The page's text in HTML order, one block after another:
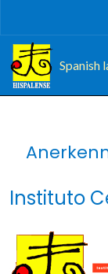
Spanish
Instituto